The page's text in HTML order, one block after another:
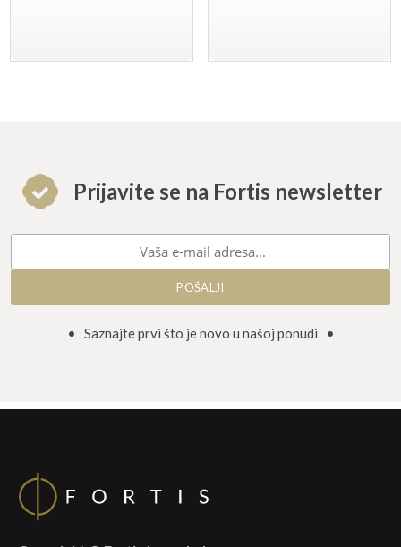
Prijavite se na Fortis newsletter
• Saznajte prvi što je novo u našoj ponudi •